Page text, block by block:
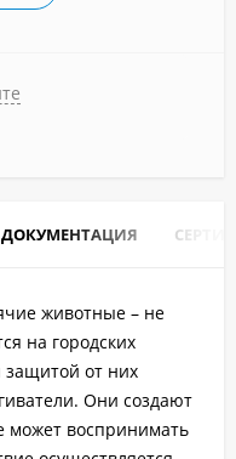
ДОКУМЕНТАЦИЯ
животные – не
на городских
защитой от них
Они создают
может воспринимать